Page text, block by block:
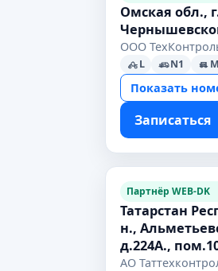
Омская обл.,
ООО
L N1
Показать
Записаться
Партнёр WEB-DK
Татарстан
н.,
д.224А.,
АО